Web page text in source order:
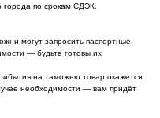
по срокам СДЭК.
могут запросить паспортные
— будьте готовы их
на таможню товар окажется
необходимости — вам придёт